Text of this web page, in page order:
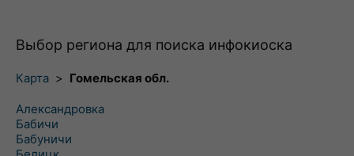
Выбор региона для поиска инфокиоска
Карта > Гомельская обл.
Александровка
Бабичи
Бабуничи